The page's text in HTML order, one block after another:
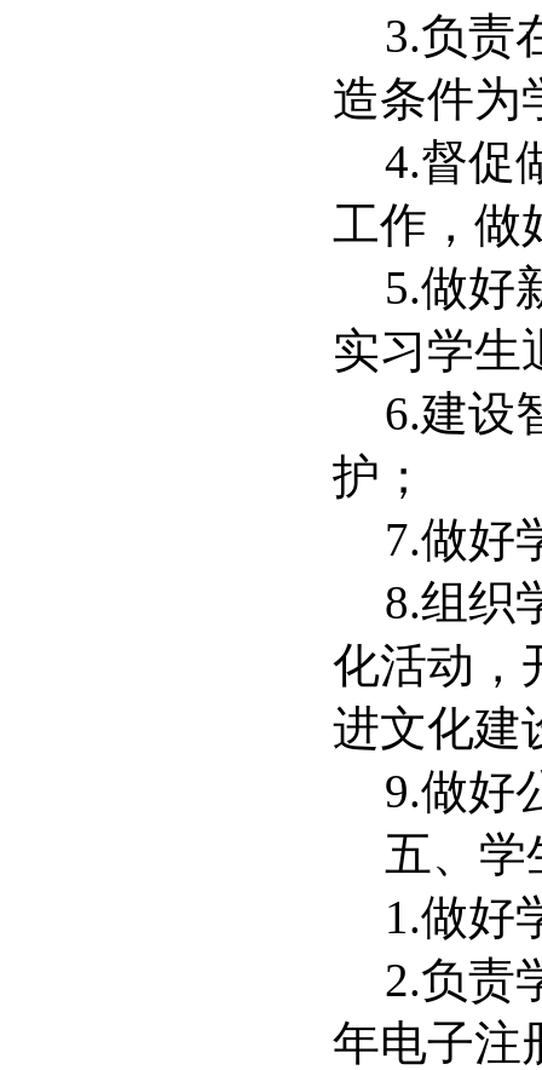
3.负责
造条件为
4.督促
工作，做
5.做好
实习学生
6.建设
护；
7.做好
8.组织
化活动，
进文化建
9.做好
五、学
1.做好
2.负责
年电子注